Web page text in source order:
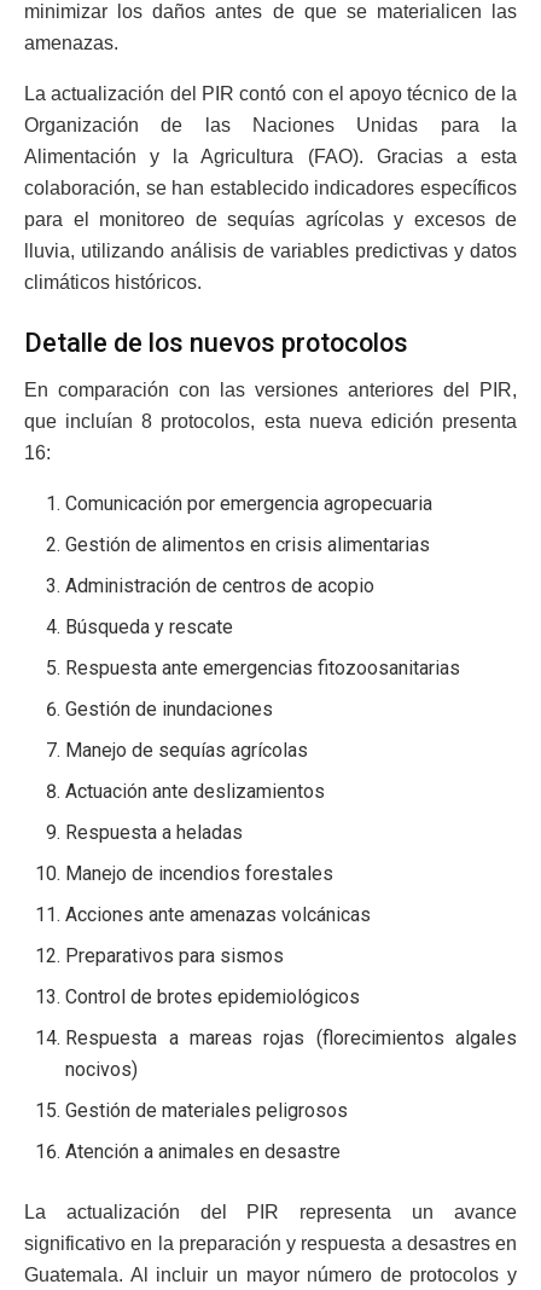
minimizar los daños antes de que se materialicen las
amenazas.
La actualización del PIR contó con el apoyo técnico de la
Organización de las Naciones Unidas para la
Alimentación y la Agricultura (FAO). Gracias a esta
colaboración, se han establecido indicadores específicos
para el monitoreo de sequías agrícolas y excesos de
lluvia, utilizando análisis de variables predictivas y datos
climáticos históricos.
Detalle de los nuevos protocolos
En comparación con las versiones anteriores del PIR,
que incluían 8 protocolos, esta nueva edición presenta
16:
Comunicación por emergencia agropecuaria
Gestión de alimentos en crisis alimentarias
Administración de centros de acopio
Búsqueda y rescate
Respuesta ante emergencias fitozoosanitarias
Gestión de inundaciones
Manejo de sequías agrícolas
Actuación ante deslizamientos
Respuesta a heladas
Manejo de incendios forestales
Acciones ante amenazas volcánicas
Preparativos para sismos
Control de brotes epidemiológicos
Respuesta a mareas rojas (florecimientos algales
nocivos)
Gestión de materiales peligrosos
Atención a animales en desastre
La actualización del PIR representa un avance
significativo en la preparación y respuesta a desastres en
Guatemala. Al incluir un mayor número de protocolos y